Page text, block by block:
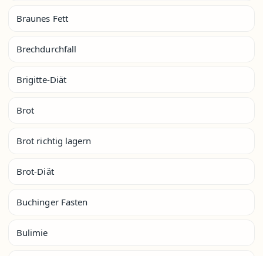
Braunes Fett
Brechdurchfall
Brigitte-Diät
Brot
Brot richtig lagern
Brot-Diät
Buchinger Fasten
Bulimie